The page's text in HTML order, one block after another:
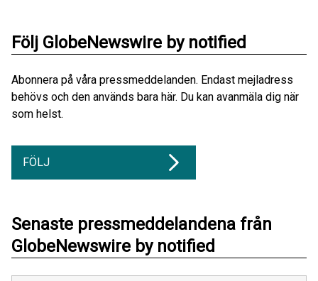
Följ GlobeNewswire by notified
Abonnera på våra pressmeddelanden. Endast mejladress
behövs och den används bara här. Du kan avanmäla dig när
som helst.
FÖLJ
Senaste pressmeddelandena från
GlobeNewswire by notified